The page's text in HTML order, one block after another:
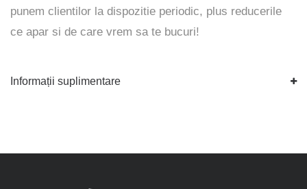
punem clientilor la dispozitie periodic, plus reducerile
ce apar si de care vrem sa te bucuri!
Informații suplimentare